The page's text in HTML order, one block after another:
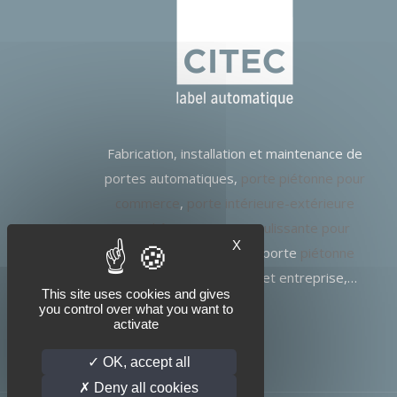
Fabrication, installation et maintenance de
portes automatiques, porte piétonne pour
,
porte intérieure-extérieure
pour hôpitaux,porte coulissante pour
bâtiment public et ERP
, porte piétonne
pour bâtiment industriel
et entreprise,…
X
This site uses cookies and gives
you control over what you want to
activate
OK, accept all
Deny all cookies